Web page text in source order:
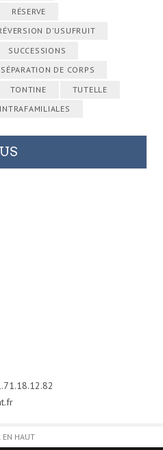
RÉSERVE
D'USUFRUIT
SUCCESSIONS
SÉPARATION DE CORPS
TONTINE
TUTELLE
EN HAUT